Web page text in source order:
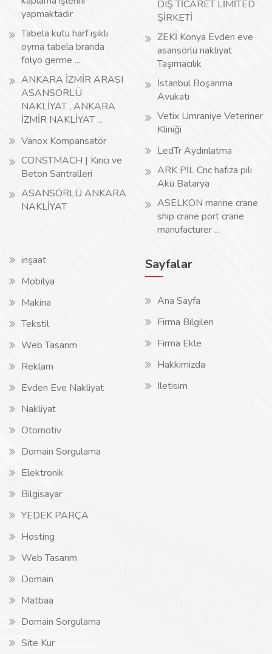
yapmaktadır
Tabela kutu harf ışıklı
oyma tabela branda
folyo germe ...
ANKARA İZMİR ARASI
ASANSÖRLÜ
NAKLİYAT , ANKARA
İZMİR NAKLİYAT ...
Vanox Kompansatör
CONSTMACH | Kırıcı ve
Beton Santralleri
ASANSÖRLÜ ANKARA
NAKLİYAT
DIŞ TİCARET LİMİTED
ŞİRKETİ
ZEKİ Konya Evden eve
asansörlü nakliyat
Taşımacılık
İstanbul Boşanma
Avukatı
Vetix Ümraniye Veteriner
Kliniği
LedTr Aydınlatma
ARK PİL Cnc hafıza pili
Akü Batarya
ASELKON marine crane
ship crane port crane
manufacturer ...
inşaat
Mobilya
Makina
Tekstil
Web Tasarım
Reklam
Evden Eve Nakliyat
Nakliyat
Otomotiv
Domain Sorgulama
Elektronik
Bilgisayar
YEDEK PARÇA
Hosting
Web Tasarım
Domain
Matbaa
Domain Sorgulama
Site Kur
Sayfalar
Ana Sayfa
Firma Bilgileri
Firma Ekle
Hakkimizda
Iletisim